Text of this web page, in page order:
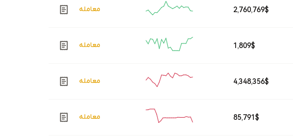
$
2,760,769 معامله
$
1,809 معامله
$
4,348,356 معامله
$
85,791 معامله